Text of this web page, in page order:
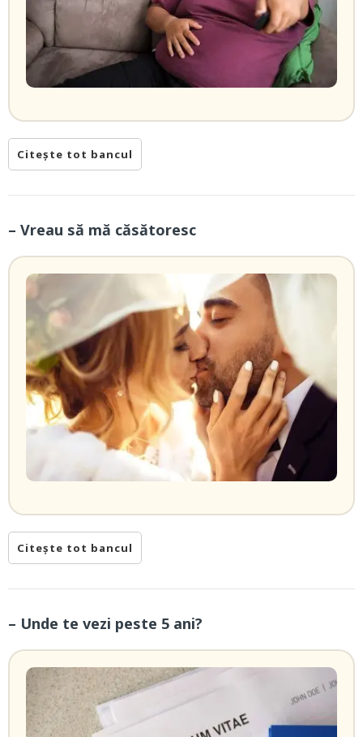
Citește tot bancul
– Vreau să mă căsătoresc
Citește tot bancul
– Unde te vezi peste 5 ani?